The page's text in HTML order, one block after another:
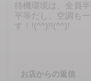
待機環境は、全員半
平等だし、空調も
す！!(^^)!!(^^)!
お店からの返信